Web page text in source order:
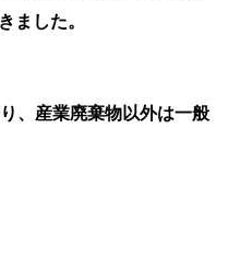
ました。
、産業廃棄物以外は一般